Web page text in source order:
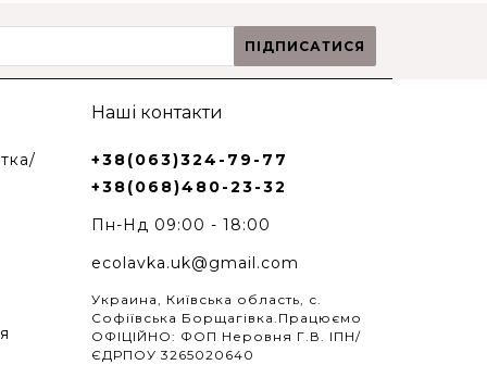
ПІДПИСАТИСЯ
Наші контакти
+38(063)324-79-77
+38(068)480-23-32
Пн-Нд 09:00 - 18:00
ecolavka.uk@gmail.com
Украина, Київська область, с.
Софіївська Борщагівка.Працюємо
ОФІЦІЙНО: ФОП Неровня Г.В. ІПН/
ЄДРПОУ 3265020640